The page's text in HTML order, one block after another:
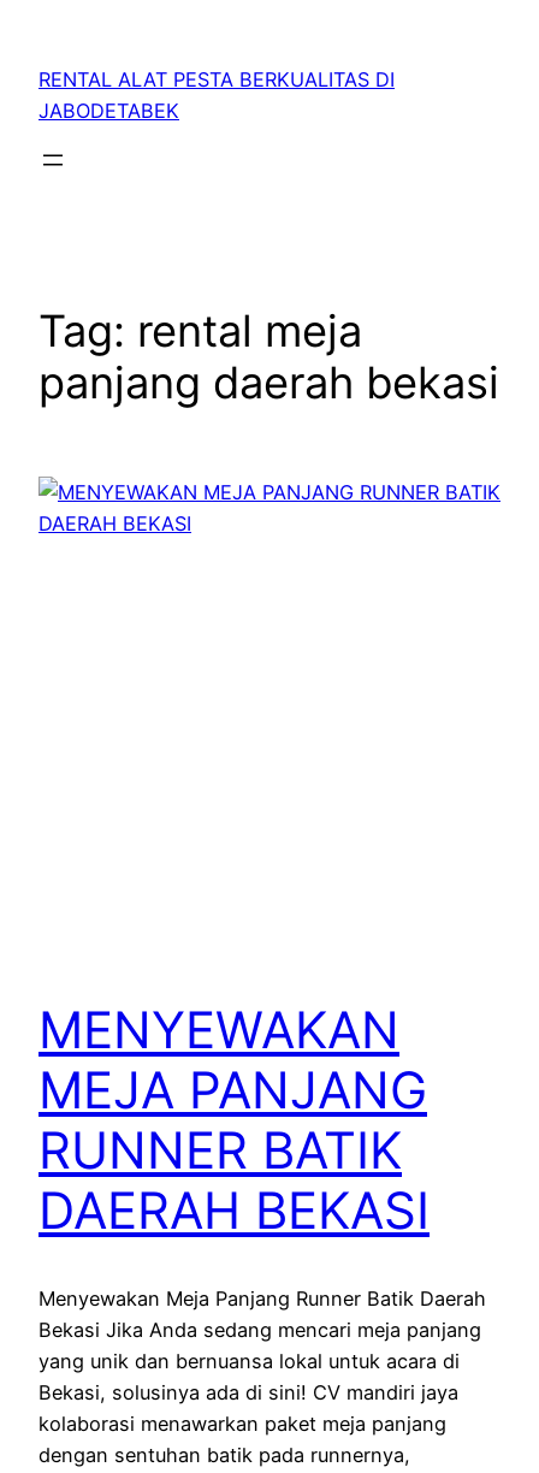
RENTAL ALAT PESTA BERKUALITAS DI
JABODETABEK
Tag: rental meja
panjang daerah bekasi
MENYEWAKAN
MEJA PANJANG
RUNNER BATIK
DAERAH BEKASI
Menyewakan Meja Panjang Runner Batik Daerah
Bekasi Jika Anda sedang mencari meja panjang
yang unik dan bernuansa lokal untuk acara di
Bekasi, solusinya ada di sini! CV mandiri jaya
kolaborasi menawarkan paket meja panjang
dengan sentuhan batik pada runnernya,